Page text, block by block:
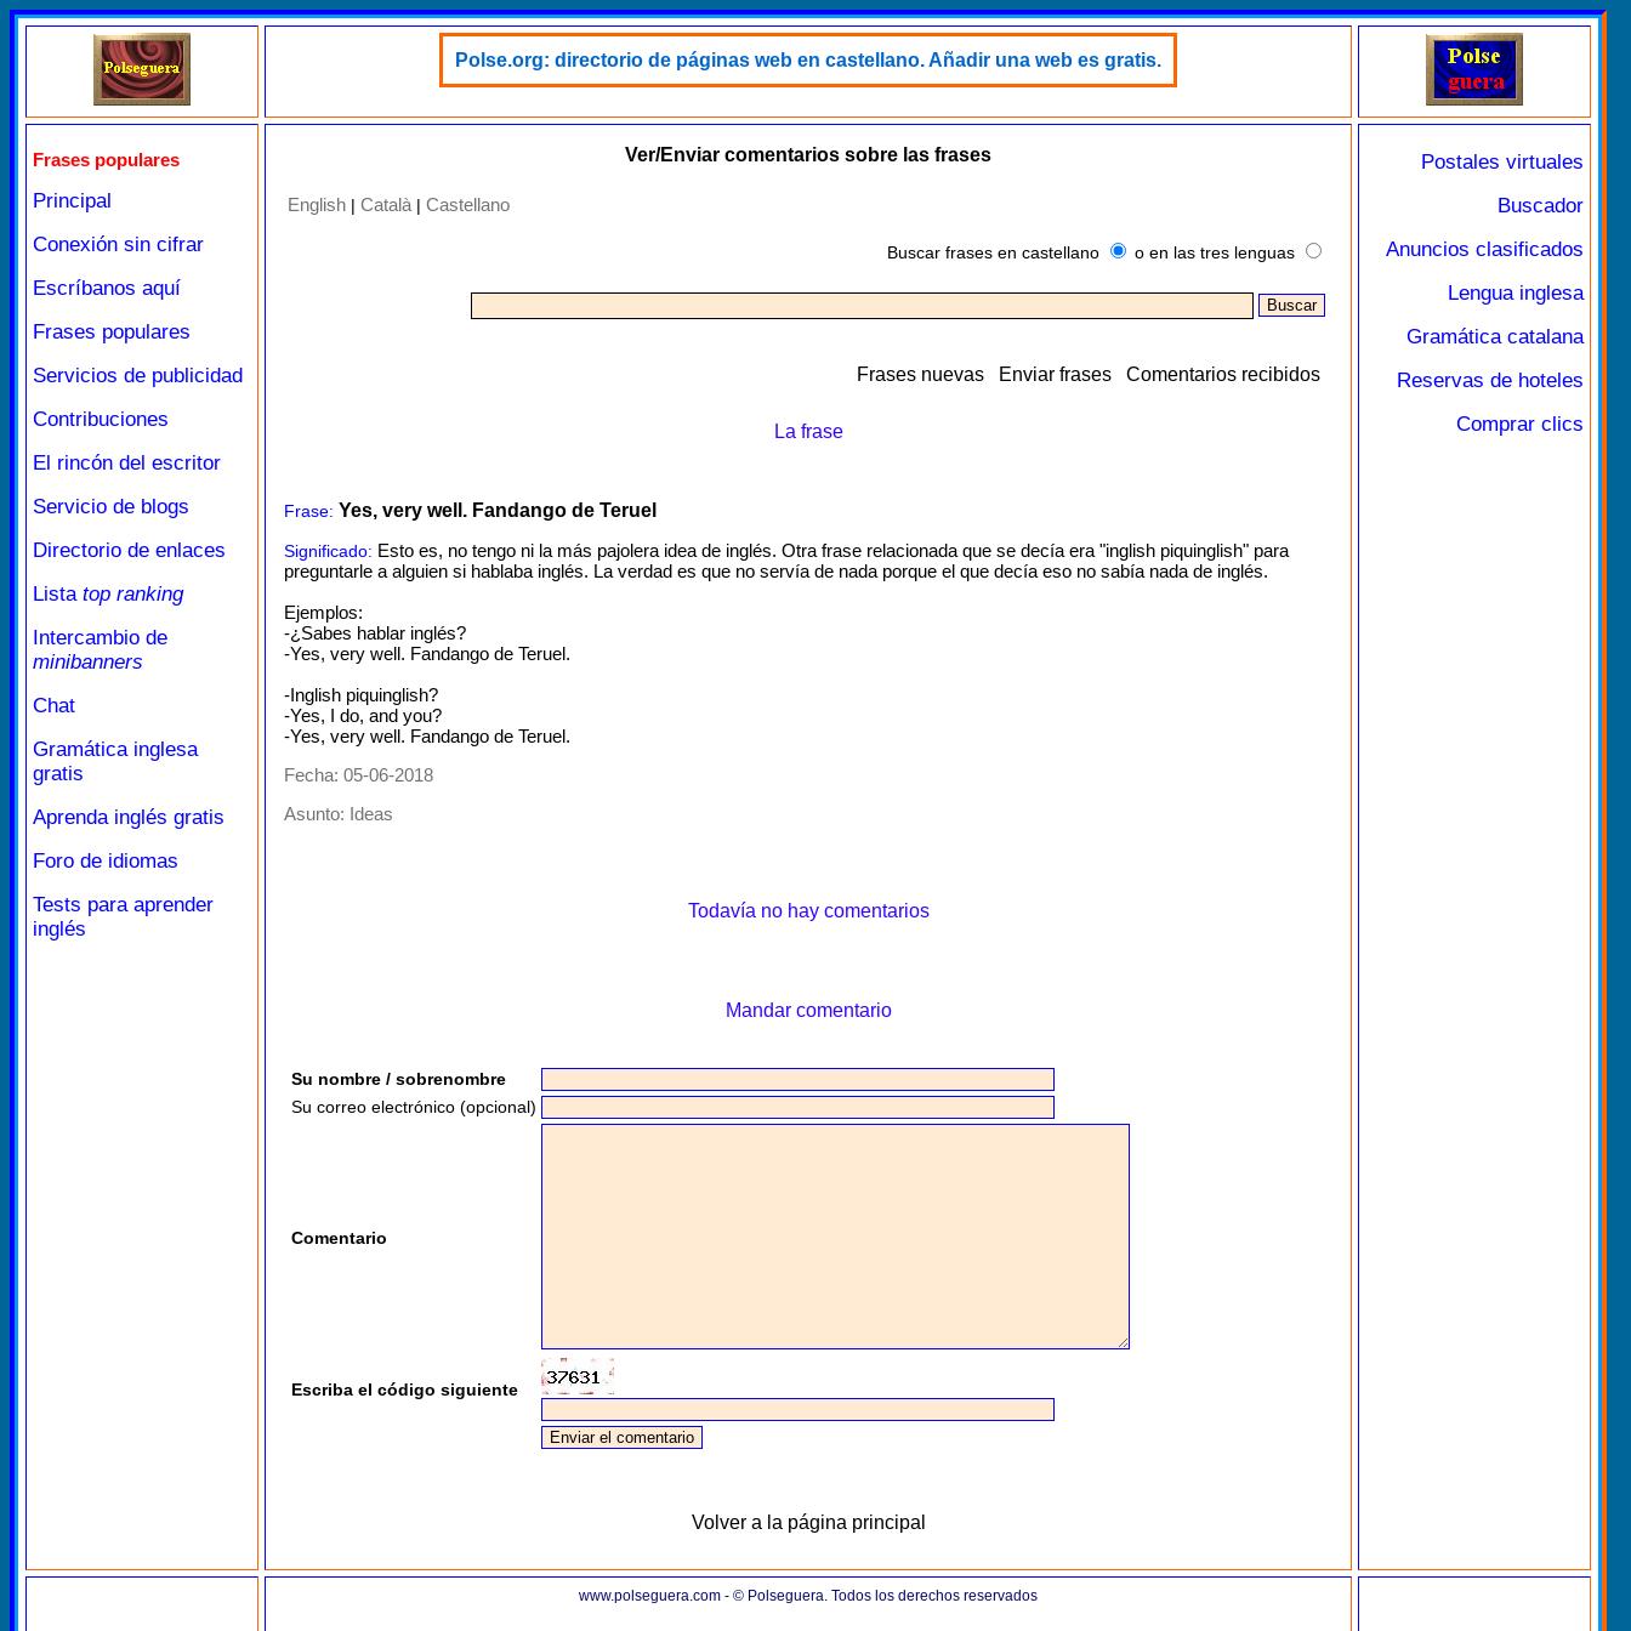
Polse.org: directorio de páginas web en castellano. Añadir una web es gratis.
Frases populares
Principal
Conexión sin cifrar
Escríbanos aquí
Frases populares
Servicios de publicidad
Contribuciones
El rincón del escritor
Servicio de blogs
Directorio de enlaces
Lista top ranking
Intercambio de
minibanners
Chat
Gramática inglesa
gratis
Aprenda inglés gratis
Foro de idiomas
Tests para aprender
inglés
Ver/Enviar comentarios sobre las frases
English | Català| Castellano
Buscar frases en castellano o en las tres lenguas
Frases nuevas Enviar frases Comentarios recibidos
La frase
Frase: Yes, very well. Fandango de Teruel
Significado: Esto es, no tengo ni la más pajolera idea de inglés. Otra frase relacionada que se decía era "inglish piquinglish" para
preguntarle a alguien si hablaba inglés. La verdad es que no servía de nada porque el que decía eso no sabía nada de inglés.
Ejemplos:
-¿Sabes hablar inglés?
-Yes, very well. Fandango de Teruel.
-Inglish piquinglish?
-Yes, I do, and you?
-Yes, very well. Fandango de Teruel.
Fecha: 05-06-2018
Asunto: Ideas
Todavía no hay comentarios
Mandar comentario
Su nombre / sobrenombre
Su correo electrónico (opcional)
Comentario
Escriba el código siguiente
Volver a la página principal
Postales virtuales
Buscador
Anuncios clasificados
Lengua inglesa
Gramática catalana
Reservas de hoteles
Comprar clics
www.polseguera.com - © Polseguera. Todos los derechos reservados